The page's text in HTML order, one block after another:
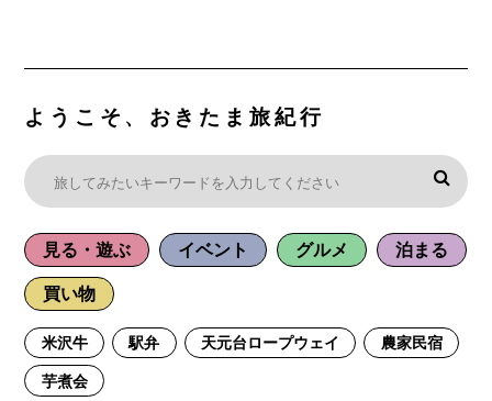
ようこそ、おきたま旅紀行
見る・遊ぶ イベント グルメ 泊まる
買い物
米沢牛 駅弁 天元台ロープウェイ 農家民宿
芋煮会